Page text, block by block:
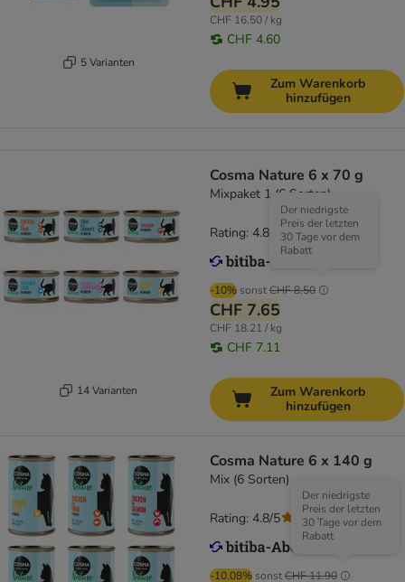
5 Varianten
CHF 16.50 / kg
CHF 4.60
Zum Warenkorb
hinzufügen
14 Varianten
Cosma Nature 6 x 70 g
Mixpaket 1 (6 Sorten)
-10% sonstCHF 8.50
Der niedrigste
Preis der letzten
30 Tage vor dem
Rabatt
CHF 7.65
CHF 18.21 / kg
CHF 7.11
Rating: 4.8/5 (170
Zum Warenkorb
hinzufügen
Cosma Nature 6 x 140 g
Mix (6 Sorten)
-10.08% sonstCHF 11.90
Der niedrigste
Preis der letzten
30 Tage vor dem
Rabatt
Rating: 4.8/5 (107)